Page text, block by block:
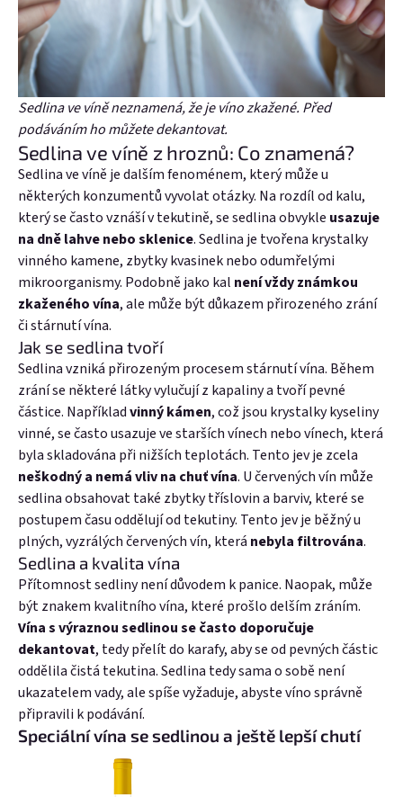
Sedlina ve víně neznamená, že je víno zkažené. Před
podáváním ho můžete dekantovat.
Sedlina ve víně z hroznů: Co znamená?
Sedlina ve víně je dalším fenoménem, který může u
některých konzumentů vyvolat otázky. Na rozdíl od kalu,
který se často vznáší v tekutině, se sedlina obvykle usazuje
na dně lahve nebo sklenice. Sedlina je tvořena krystalky
vinného kamene, zbytky kvasinek nebo odumřelými
mikroorganismy. Podobně jako kal není vždy známkou
zkaženého vína, ale může být důkazem přirozeného zrání
či stárnutí vína.
Jak se sedlina tvoří
Sedlina vzniká přirozeným procesem stárnutí vína. Během
zrání se některé látky vylučují z kapaliny a tvoří pevné
částice. Napříkladvinný kámen, což jsou krystalky kyseliny
vinné, se často usazuje ve starších vínech nebo vínech, která
byla skladována při nižších teplotách. Tento jev je zcela
neškodný a nemá vliv na chuť vína. U červených vín může
sedlina obsahovat také zbytky tříslovin a barviv, které se
postupem času oddělují od tekutiny. Tento jev je běžný u
plných, vyzrálých červených vín, která nebyla filtrována.
Sedlina a kvalita vína
Přítomnost sedliny není důvodem k panice. Naopak, může
být znakem kvalitního vína, které prošlo delším zráním.
Vína s výraznou sedlinou se často doporučuje
dekantovat, tedy přelít do karafy, aby se od pevných částic
oddělila čistá tekutina. Sedlina tedy sama o sobě není
ukazatelem vady, ale spíše vyžaduje, abyste víno správně
připravili k podávání.
Speciální vína se sedlinou a ještě lepší chutí